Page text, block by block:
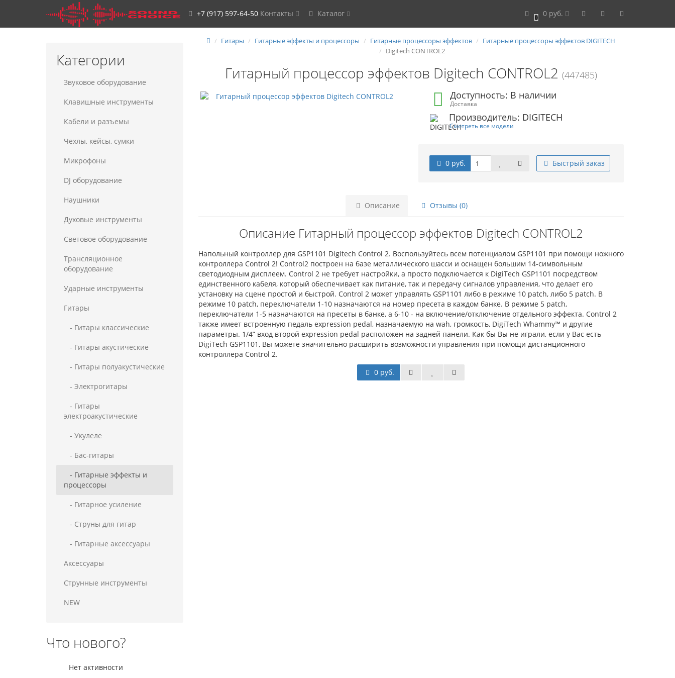
+7 (917) 597-64-50 Контакты Каталог 0 0 руб.
Категории
Звуковое оборудование
Клавишные инструменты
Кабели и разъемы
Чехлы, кейсы, сумки
Микрофоны
DJ оборудование
Наушники
Духовые инструменты
Световое оборудование
Трансляционное
оборудование
Ударные инструменты
Гитары
- Гитары классические
- Гитары акустические
- Гитары полуакустические
- Электрогитары
- Гитары
электроакустические
- Укулеле
- Бас-гитары
- Гитарные эффекты и
процессоры
- Гитарное усиление
- Струны для гитар
- Гитарные аксессуары
Аксессуары
Струнные инструменты
NEW
Что нового?
Нет активности
Гитары Гитарные эффекты и процессоры Гитарные процессоры эффектов
Гитарные процессоры эффектов DIGITECH
Digitech CONTROL2
Гитарный процессор эффектов Digitech CONTROL2 (447485)
Доступность: В наличии
Доставка
Производитель: DIGITECH
Смотреть все модели
0 руб. Быстрый заказ
Описание Отзывы (0)
Описание Гитарный процессор эффектов Digitech CONTROL2
Напольный контроллер для GSP1101 Digitech Control 2. Воспользуйтесь всем потенциалом GSP1101 при помощи ножного
контроллера Control 2! Control2 построен на базе металлического шасси и оснащен большим 14-символьным
светодиодным дисплеем. Control 2 не требует настройки, а просто подключается к DigiTech GSP1101 посредством
единственного кабеля, который обеспечивает как питание, так и передачу сигналов управления, что делает его
установку на сцене простой и быстрой. Control 2 может управлять GSP1101 либо в режиме 10 patch, либо 5 patch. В
режиме 10 patch, переключатели 1-10 назначаются на номер пресета в каждом банке. В режиме 5 patch,
переключатели 1-5 назначаются на пресеты в банке, а 6-10 - на включение/отключение отдельного эффекта. Control 2
также имеет встроенную педаль expression pedal, назначаемую на wah, громкость, DigiTech Whammy™ и другие
параметры. 1/4” вход второй expression pedal расположен на задней панели. Как бы Вы не играли, если у Вас есть
DigiTech GSP1101, Вы можете значительно расширить возможности управления при помощи дистанционного
контроллера Control 2.
0 руб.